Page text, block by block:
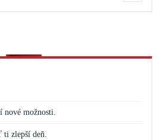
nové možnosti.
ti zlepší deň.